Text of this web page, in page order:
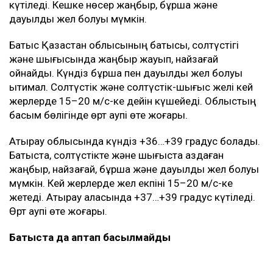
Алайда оңтүстікте және таулы аудандарда өткінші
жаңбыр жауып, найзағай ойнайды. Кешке қарай
жаңбыр, бұршақ және дауылды жел күтіледі. Өңірдің
батысы мен солтүстігінде өрт қаупі өте жоғары.
Алматыда күндіз шамамен +35 градус, Қонаевта
+35…+37 градус болады. Іле Алатауында, соның
ішінде Алматының Медеу және Бостандық
күтіледі. Кешке нөсер жаңбыр, бұршақ және
дауылды жел болуы мүмкін.
Батыс Қазақстан облысының батысы, солтүстігі
және шығысында жаңбыр жауып, найзағай
ойнайды. Күндіз бұршақ пен дауылды жел болуы
жерлерде 15–20 м/с-ке дейін күшейеді. Облыстың